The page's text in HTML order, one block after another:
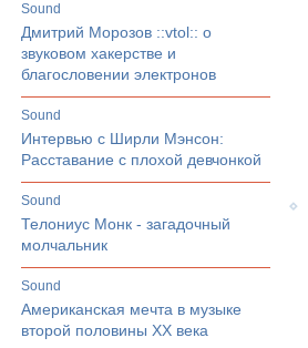
sound
Дмитрий Морозов ::vtol:: о
звуковом хакерстве и
благословении электронов
sound
Интервью с Ширли Мэнсон:
Расставание с плохой девчонкой
sound
Телониус Монк - загадочный
молчальник
sound
Американская мечта в музыке
второй половины ХХ века